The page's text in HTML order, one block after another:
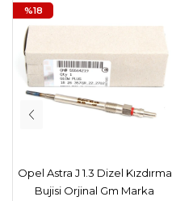
Opel Astra J 1.3 Dizel Kızdırma
Bujisi Orjinal Gm Marka
%18